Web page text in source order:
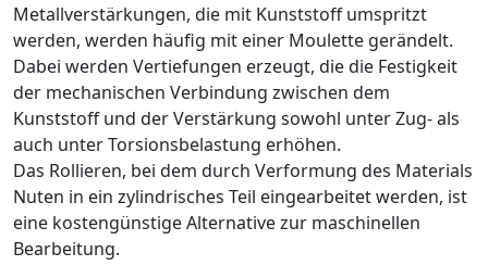
Metallverstärkungen, die mit Kunststoff umspritzt
werden, werden häufig mit einer Moulette gerändelt.
Dabei werden Vertiefungen erzeugt, die die Festigkeit
der mechanischen Verbindung zwischen dem
Kunststoff und der Verstärkung sowohl unter Zug- als
auch unter Torsionsbelastung erhöhen.
Das Rollieren, bei dem durch Verformung des Materials
Nuten in ein zylindrisches Teil eingearbeitet werden, ist
eine kostengünstige Alternative zur maschinellen
Bearbeitung.